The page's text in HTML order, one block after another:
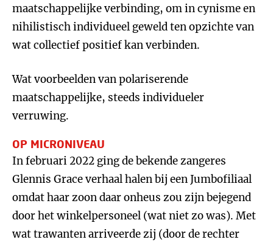
maatschappelijke verbinding, om in cynisme en
nihilistisch individueel geweld ten opzichte van
wat collectief positief kan verbinden.
Wat voorbeelden van polariserende
maatschappelijke, steeds individueler
verruwing.
OP MICRONIVEAU
In februari 2022 ging de bekende zangeres
Glennis Grace verhaal halen bij een Jumbofiliaal
omdat haar zoon daar onheus zou zijn bejegend
door het winkelpersoneel (wat niet zo was). Met
wat trawanten arriveerde zij (door de rechter